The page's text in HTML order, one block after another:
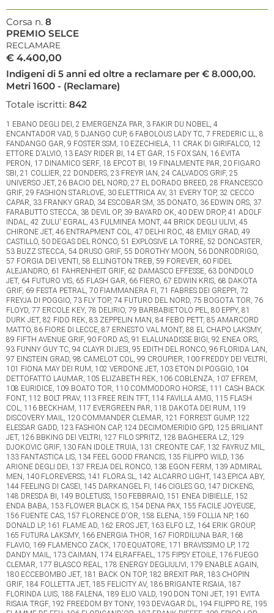
Corsa n. 8
PREMIO SELCE
RECLAMARE
€ 4.400,00
Indigeni di 5 anni ed oltre a reclamare per € 8.000,00.
Metri 1600 - (Reclamare)
Totale iscritti: 842
1 EBANO DEGLI DEI, 2 EMERGENZA PAR, 3 FAKIR DU NOBEL, 4 ENCANTADOR VAD, 5 DJANGO CUP, 6 FABOLOUS LADY TC, 7 FREDERIC LL, 8 FANDANGO GAR, 9 FOSTER SSM, 10 EZECHIELA, 11 CRAK DI GIRIFALCO, 12 ETTORE D'ALVIO, 13 EASY RIDER BI, 14 ET GAR, 15 FOX SAN, 16 EVITA PERON, 17 DINAMICO SERF, 18 EPCOT BI, 19 FINALMENTE PAR, 20 FIGARO SBI, 21 COLLIER, 22 DONDERS, 23 FREYR IAN, 24 CALVADOS GRIF, 25 UNIVERSO JET, 26 BACIO DEL NORD, 27 EL DORADO BREED, 28 FRANCESCO GRIF, 29 FASHION STARLOVE, 30 ELETTRICA AV, 31 EVERY TOP, 32 CECCO CAPAR, 33 FRANKY GRAD, 34 ESCOBAR SM, 35 DONATO, 36 EDWIN ORS, 37 FARABUTTO STECCA, 38 DEVIL OP, 39 BAYARD OK, 40 DEW DROP, 41 ADOLF INDAL, 42 ZULU' EGRAL, 43 FULMINEA MONT, 44 BRICK DEGLI ULIVI, 45 CHIRONE JET, 46 ENTRAPMENT COL, 47 DELHI ROC, 48 EMILY GRAD, 49 CASTILLO, 50 DEGAS DEL RONCO, 51 EXPLOSIVE LA TORRE, 52 DONCASTER, 53 BUZZ STECCA, 54 DRUSO GRIF, 55 DOROTHY MOON, 56 DONRODRIGO, 57 FORGIA DEI VENTI, 58 ELLINGTON TREB, 59 FOREVER, 60 FIDEL ALEJANDRO, 61 FAHRENHEIT GRIF, 62 DAMASCO EFFESSE, 63 DONDOLO JET, 64 FUTURO VIS, 65 FLASH GAR, 66 FIERO, 67 EDWIN KRIS, 68 DAKOTA GRIF, 69 FESTA PETRAL, 70 FIAMMANERA FI, 71 FABRES DEI GREPPI, 72 FREYJA DI POGGIO, 73 FLY TOP, 74 FUTURO DEL NORD, 75 BOGOTA TOR, 76 FLOYD, 77 ERCOLE KEY, 78 DELIRIO, 79 BARBABIETOLO PEL, 80 EPPY, 81 DURK JET, 82 FIDO REK, 83 ZEPPELIN MAN, 84 FEBO PETT, 85 AMARCORD MATTO, 86 FIORE DI LECCE, 87 ERNESTO VAL MONT, 88 EL CHAPO LAKSMY, 89 FIFTH AVENUE GRIF, 90 FORD AS, 91 ELALUNADISSE BIGI, 92 ENEA ORS, 93 FUNNY GUY TC, 94 CLAYR DI JESI, 95 EDITH DEL RONCO, 96 FLORIDA LAN, 97 EINSTEIN GRAD, 98 CAMELOT COL, 99 CROUPIER, 100 FREDDY DEI VELTRI, 101 FIONA MAY DEI RUM, 102 VERDONE JET, 103 ETON DI POGGIO, 104 DETTOFATTO LAUMAR, 105 ELIZABETH REK, 106 COBLENZA, 107 EFREM, 108 EURIDICE, 109 BOATO TOR, 110 COMMODORO HORSE, 111 CASH BACK FONT, 112 BOLT PRAV, 113 FREE REIN TFT, 114 FAVILLA AMG, 115 FLASH COL, 116 BECKHAM, 117 EVERGREEN PAR, 118 DAKOTA DEI RUM, 119 DISCOVERY MAIL, 120 COMMANDER CLEMAR, 121 FORREST GUMP, 122 ELESSAR GADD, 123 FASHION CAP, 124 DECIMOMERIDIO GPD, 125 BRILIANT JET, 126 BBKING DEI VELTRI, 127 FILO SPRITZ, 128 BAGHEERA LZ, 129 DJOKOVIC GRIF, 130 FAN IDOLE TRUIA, 131 CREONTE CAF, 132 FAYRUZ MIL, 133 FANTASTICA LIS, 134 FEEL GOOD FRANCIS, 135 FILIPPO WILD, 136 ARIONE DEGLI DEI, 137 FREJA DEL RONCO, 138 EGON FERM, 139 ADMIRAL MEN, 140 FLOREVERSS, 141 FLORA SL, 142 ALCARRO LIGHT, 143 EPICA ABY, 144 FEELING DI CASEI, 145 DARKANGEL FI, 146 CIGLES GO, 147 DICKENS, 148 DRESDA BI, 149 BOLETUSS, 150 FEBBRAIO, 151 ENEA DIBIELLE, 152 ENDA BABA, 153 FLOWER BLACK IS, 154 DENA PAX, 155 FACILE JOYEUSE, 156 FUENTE CAS, 157 FLORENCE D'OR, 158 ELENA, 159 FOLLIA NP, 160 DONALD LP, 161 FLAME AD, 162 EROS JET, 163 ELFO LZ, 164 ERIK GROUP, 165 FUTURA LAKSMY, 166 ENERGIA THOR, 167 FIORDILUNA BAR, 168 FLAVIO, 169 FLAMENCO ZACK, 170 EQUATORE, 171 BRAVISSIMO LP, 172 DANDY MAIL, 173 CAIMAN, 174 ELRAFFAEL, 175 FIPSY ETOILE, 176 FUEGO CLEMAR, 177 BLASCO REAL, 178 ENERGY DEGLIULIVI, 179 ENABLE AGAIN, 180 ECCEBOMBO JET, 181 BACK ON TOP, 182 BREXIT PAR, 183 CHOPIN GRIF, 184 FOLLETTA JET, 185 FELICITY AV, 186 BRIGANTE RISAIA, 187 FLORINDA LUIS, 188 FALENA, 189 ELIO VALD, 190 DON TONI JET, 191 EVITA RISAIA TRGF, 192 FREEDOM BY TONY, 193 DEVAGAR DL, 194 FILIPPO RE, 195 FLAMME DE FEU, 196 FLORICAND'OR, 197 FRANK BIEFFE, 198 EPICO LOR, 199 BENJAMIN, 200 ELTON JET, 201 FLUSH JET, 202 FULLTIME SAGE, 203 FANTASTIC, 204 CANDY SPRITZ, 205 FLOIRIDA LAKE, 206 FIACCOLA DIRISAIA, 207 DADDY PI, 208 FRANC BYE BYE, 209 FLORA CR, 210 DAI KRONOS, 211 FATIMA'S HOPE, 212 ESMERALDA GRIF, 213 EIFFEL FI, 214 FORCE MAIL, 215 ETRUSCO CLA, 216 BREZZA DU KRAS, 217 FEYSTON DIPA, 218 FAUNO DEL CIRCEO, 219 FURIA SCO, 220 EVER FOREVER GAR, 221 DORIDE MOON, 222 FITNESS GRIF, 223 EPISODIO JET, 224 ANASTASIA DEI RUM, 225 CONCORDE LIVE, 226 ENCANTADO GAR, 227 FRANCISCO SANTOS, 228 FOLLOW ME LJ, 229 FITZROY WISE AS, 230 FETONTE SL, 231 FANTA SPRITZ, 232 ELIXIA, 233 CLEO DIBIELLE, 234 FAN IDOLE LAKSMY, 235 ESCUDO DEI GREPPI, 236 ELETTRA SM, 237 DOMINGO BAR, 238 DIOCHEBEL, 239 FUORILEGGE, 240 FIGHT STECCA, 241 FERNANDO D'ASA, 242 FILADELFIA, 243 CANNIBAL, 244 FOLLE D'AMORE, 245 DEVIL RED SELFS, 246 FOCUS DEGLIULIVI, 247 EAMANOAMANO, 248 FUTURAMA LJ, 249 ECLISSE DI CASEI, 250 DARK ORS, 251 BARNABA TREBI', 252 EN PLEIN BI, 253 BREZZA GRAD, 254 EBERARDO DI MIRA, 255 CESARE DEI VELTRI, 256 ERASMO PETRAL, 257 DAIMON JVS, 258 FANGIO GRIF, 259 DUPLO, 260 EGUADOR, 261 BEATRICE GRIF, 262 FIANDRA ST, 263 FIOCCONERO, 264 FIAMMETTA GLORY, 265 FLOWIN DI POGGIO, 266 FELIX EK, 267 FOSFONIO, 268 CASANOVA LG, 269 CANDELARIO, 270 ELMUT, 271 CANADIAN WISE L, 272 EVELYN GRIF, 273 EL TRINCHE, 274 FRACLAC SPRITZ, 275 ARGO DEL RONCO, 276 BROOKE US, 277 FLEUR BI, 278 DUNGA, 279 ENKEL SPRITZ, 280 DOMINATORE, 281 ENERGIA PF, 282 FARGO LJ, 283 FASCINO LUIS, 284 ENANDOAH N'GREGHI, 285 FLORO CAPAR, 286 DARTAGNAN FERM, 287 DANUBIO TAV, 288 DIJON GROUP, 289 CEDRO BRO, 290 CLAUDIO THOR, 291 ENERGY KING GAR, 292 FALKO LJ, 293 FALCORISAIA TRGF, 294 FIODOR DEL RONCO, 295 COMPANY SM, 296 ETHEL DEL RONCO, 297 FAST'N'FURIUSS, 298 CRESO RISAIA TRGF, 299 FANTOMAS GRIF, 300 FAVOLA DEGLIULIVI, 301 DIABOLIK DVS, 302 CEBRENO DEGLI DEI, 303 FREEMARR, 304 CORINNE ZS, 305 BONETTO CAS, 306 DUCA LAM, 307 FASTER BOY RI, 308 FLASH AMG, 309 CONDOR PASA GAR, 310 FASTVELOCITY CANF, 311 CIRO JET, 312 AMULETO LUIS, 313 FEELING RISHOW, 314 BRADLEY FOX, 315 BALSAMO LEONE, 316 FOCLAND, 317 EMPIRE SPAV, 318 CITTOZ, 319 CAMILLA BASS, 320 FLIPPER DI NO, 321 FIREBLADE, 322 DONNASUMMER TREB, 323 DANTE ZS, 324 FALCONE, 325 COWBOY CLEMAR, 326 FELSEN FERM, 327 FLOWER THREE GSM, 328 BENHUR JET, 329 ESTER PAN, 330 UBI MAYOR REGAL, 331 DELFO DA, 332 FALCODORO RL, 333 ERIC DI GIRIFALCO, 334 BREST DEI GREPPI, 335 BOMBARDINO FONT, 336 BRAVEHEART GRIF, 337 DABLUES N'GREGHI, 338 CRISTALLO ARC, 339 VITTORIANO ANS, 340 CAPITAN HARLOCK, 341 FOREVER DI CASEI, 342 EXOTIC FEBI, 343 FLAMINIA EFFEDI, 344 FAZER HOPE, 345 BYRON DI POGGIO, 346 ZAMPILLO OP, 347 COME CHUCK SM, 348 ELEGANZA AV, 349 FEDERER VALSAN, 350 ESTEBAN LEONE, 351 DINEN, 352 FEDRO EK, 353 FRAMBOLO RL, 354 CARS DEI DALTRI, 355 EQUALIZER, 356 BLACK OUT PAX, 357 ENCHANTE', 358 BRONI DEL SAURO, 359 FULMINE FAS, 360 FARAMIR AS, 361 EROS OP, 362 DANILO AG, 363 ERAMEGLIODINO, 364 DANCE WITH ME, 365 ZADIG DEL RONCO, 366 FERNANDA, 367 ELODIE RG, 368 DASIO RISAIA TRGF, 369 FLEMING GRIF, 370 FULMINE SHANS, 371 FELICITE', 372 BRILLIANT BKS, 373 FOREMAN W FIOR, 374 ARGENTO JET, 375 CAPTOR DELLESELVE, 376 FULMINE MONT, 377 ENEA BIEFFE, 378 BON JOVI JET, 379 DIOR AS, 380 ENCANTADO GRIF, 381 FRIDA GSO, 382 FELICITY SPAV, 383 EGOISTE, 384 CLUB WISE AS, 385 BILBO DORIAL, 386 EMILY SSG, 387 FANTASIA LUIS, 388 CALLISTO, 389 DALLASTY, 390 ELNINO, 391 EFELANTE BABA, 392 FIONA GRAD, 393 ENIGMA GRIF, 394 DESSIE DEI GREPPI, 395 DOGE FERM, 396 EVA BIG, 397 EVITA PAN, 398 FOREST, 399 FOOTLOOSE GRIF, 400 DELTAPLANO JET, 401 FOLEY W FIOR, 402 FAYA' US, 403 EROS DVS, 404 DELIVERY SE, 405 EVANTI SPRITZ, 406 ERCULESS THOR, 407 DREAM OF OWEN, 408 EVELINE SPAV, 409 CHAMES DEI GREPPI, 410 EDITH DU KRAS, 411 FEISAL, 412 DOPING DIMAR, 413 EDEN DEL RONCO, 414 ETRURIOSS, 415 ERMAR DI GIO', 416 ELFO, 417 AZZOLINA REK, 418 FORZA NAPOLI, 419 FAKIR ZACK, 420 D'ANNUNZIO FI, 421 DREAM ROD D'ALVIO, 422 DOLLY RICH, 423 DIVINA DEGLIULIVI, 424 FLAMINIA GRIF, 425 DOTTO DELL'EST, 426 ELDORADO, 427 ENZO DEL RONCO, 428 FIRST LADY MEN, 429 EMMA LEON SM, 430 ELDA, 431 BARRON TAV, 432 FRANCESCO JET, 433 FALAK DIPI, 434 FIERO D'ARC, 435 FURIA, 436 FANNY WISE L, 437 EDERA BAN, 438 BARRACUDA GAR, 439 BOATO CLEMAR, 440 EVERETT GRIF, 441 BIDEALE PAR, 442 FINN DI GIRIFALCO, 443 EXPLOSIVE GIRL LF, 444 ERAGON LG, 445 EMIROZ, 446 COMMANDER CAF, 447 BOSTON LUIS, 448 FRAZIERJOE, 449 DANUBIO FG, 450 DISNEY MAN, 451 DOC INDAL, 452 DEMETRA JVS, 453 DEMETRA MANY, 454 EVA DEI GREPPI, 455 FUTURA, 456 CHAMPION DA, 457 FOREVER ORS, 458 FERGUSON, 459 DISCOVERY AS, 460 FAST LL, 461 CAMELOT GRIF, 462 FLASH DEGLIULIVI, 463 FALCONSS, 464 FDL CIR, 465 DULCE DE LECHE, 466 FIXELOVE HP, 467 DESERT PAX, 468 ESPINA, 469 CARMEN DEGLIULIVI, 470 BIG JIM LF, 471 ZAR DEI BABA, 472 FIRECRAKER TC, 473 EDY VDO, 474 FANTASY GAR, 475 CODYGAL, 476 FIFTY NINE CLUB, 477 EPICUREO JET, 478 VIRTUOSO LUIS, 479 FRANK OP, 480 FEBO SL, 481 DEUSEXMACHINA ROB, 482 FABER DEL RONCO, 483 ALESSANDRO BAR, 484 BLUMEN INDAL, 485 EOLO VALDIMAR, 486 FLAVIO JET, 487 CORTONE LADY, 488 ATHENA GRIF, 489 EDDY NAZIONALE, 490 BOCCADAMO, 491 ETEREO JET, 492 FELICE PETRAL, 493 FAMMI SOGNARE, 494 ERPIU' AVAL, 495 FABRIZIO VALCH, 496 ZALABAR MEN, 497 CASTORE LUX, 498 DIOCLEZIANO DVS, 499 EAGLE WISE L, 500 FLORA PAX, 501 CRISTOPHER PAR, 502 FLOY DI GIRIFALCO, 503 DON'T GIVE UP LJ, 504 BIRAGO, 505 DENNY, 506 FANTASIA, 507 EGO DI FATA, 508 FREUD, 509 FRIDA CAM BAR, 510 FEUERWO, 511 BORG GRIF, 512 DRACOMAR, 513 FALCON WF, 514 CHAMPAGNE SFERR, 515 FURBETTO JET, 516 COSMO LUX, 517 CASH DEGLI ULIVI, 518 DONATELLO LL, 519 FIVE SECRETS DANY, 520 ELORA MO, 521 FEDE P MAIL, 522 EVELYN'S, 523 COMMANDER LAKE, 524 FLASH MARK, 525 EASY WINNER CANT, 526 FRIDAY, 527 EINSTEIN GRIF, 528 FIRE BIRD PAR, 529 CICLONE PETRAL, 530 FOREST PRED, 531 ELISEO DVS, 532 ETHIAD SEVEN, 533 VICTORY NORD FRO, 534 BRUNELLO GRIM, 535 CRASH BANDICOOT, 536 CROWN STECCA, 537 FARFALLINA DANN, 538 EUCALIPTO PEL, 539 EUSPERIO JET, 540 CHAPEAU THREE, 541 FAGLOZ, 542 ECLATANTE SE, 543 FILIPPO GRIF, 544 FABERGE' REGAL, 545 CAOS, 546 FATIMA TREBI', 547 ENCHANTE' BIGI, 548 CICLONE GRIF, 549 FURIO LEONE SAT, 550 FREEDOM CARUSO, 551 FIRST LADY VL, 552 FIORDALISO SAN, 553 ELLYMAY D'ALVIO, 554 ELITE D'ARC, 555 FINAL ACTION BI, 556 FROM THE RING LF, 557 FRANKLIN GRIF, 558 FERDINANDO JET, 559 ZAFFRON PLAY, 560 FOR LOVE YOU, 561 FAST LOVE COL, 562 DOUTDES, 563 FARIDA RAB, 564 FENOMENA JET, 565 EMMA POINT, 566 DENIS, 567 DERBY MAIL, 568 ANTEO DEL RONCO, 569 ELVI QUEEN IZ, 570 DAY LOVE DIPA, 571 ERNEST JET, 572 FIADERMEN EFFE, 573 FLY STEP, 574 FLUMEN AS, 575 ELISABETTA JET, 576 A